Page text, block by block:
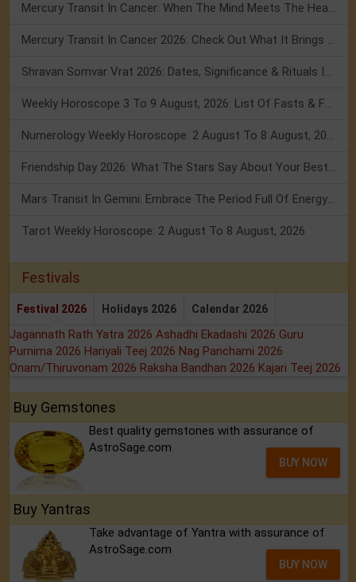
Tarot Weekly Horoscope: 2 August To 8 August, 2026
Festivals
Festival 2026 Holidays 2026 Calendar 2026
Jagannath Rath Yatra 2026 Ashadhi Ekadashi 2026 Guru
Purnima 2026 Hariyali Teej 2026 Nag Panchami 2026
Onam/Thiruvonam 2026 Raksha Bandhan 2026 Kajari Teej 2026
Buy Gemstones
Best quality gemstones with assurance of
AstroSage.com
BUY NOW
Buy Yantras
Take advantage of Yantra with assurance of
AstroSage.com
BUY NOW